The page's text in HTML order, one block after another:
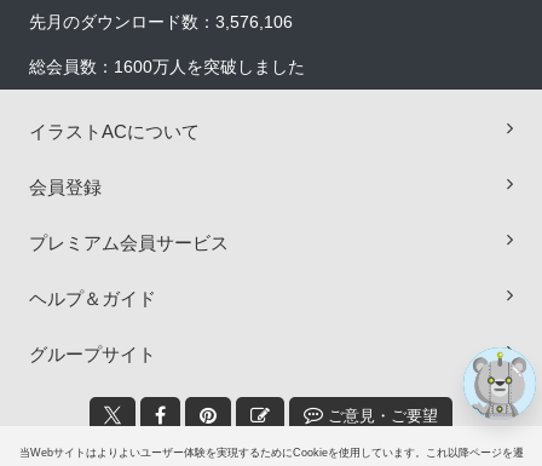
当Webサイトはよりよいユーザー体験を実現するためにCookieを使用しています。これ以降ページを遷
先月のダウンロード数：3,576,106
総会員数：1600万人を突破しました
イラストACについて
会員登録
プレミアム会員サービス
ヘルプ＆ガイド
グループサイト
ご意見・ご要望